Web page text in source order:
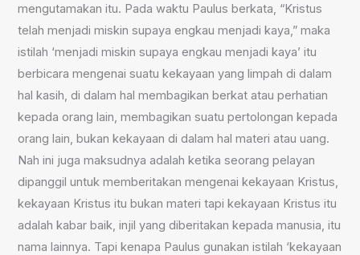
mengutamakan itu. Pada waktu Paulus berkata, “Kristus
telah menjadi miskin supaya engkau menjadi kaya,” maka
istilah ‘menjadi miskin supaya engkau menjadi kaya’ itu
berbicara mengenai suatu kekayaan yang limpah di dalam
hal kasih, di dalam hal membagikan berkat atau perhatian
kepada orang lain, membagikan suatu pertolongan kepada
orang lain, bukan kekayaan di dalam hal materi atau uang.
Nah ini juga maksudnya adalah ketika seorang pelayan
dipanggil untuk memberitakan mengenai kekayaan Kristus,
kekayaan Kristus itu bukan materi tapi kekayaan Kristus itu
adalah kabar baik, injil yang diberitakan kepada manusia, itu
nama lainnya. Tapi kenapa Paulus gunakan istilah ‘kekayaan